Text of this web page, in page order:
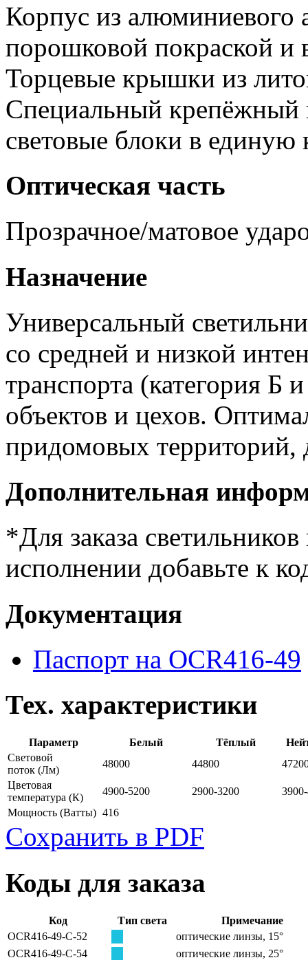
Корпус из алюминиевого
порошковой покраской и
Торцевые крышки из
Специальный крепёжный
световые блоки в единую
Оптическая часть
Прозрачное/матовое
Назначение
Универсальный
со средней и низкой
транспорта (категория Б
объектов и цехов.
придомовых территорий,
Дополнительная
*Для заказа
исполнении добавьте к
Документация
Паспорт на OCR416-49
Тех. характеристики
Параметр Белый Тёплый
Световой
поток (Лм)
48000 44800
Цветовая
температура (К)
4900-5200 2900-3200
Мощность (Ватты) 416
Сохранить в PDF
Коды для заказа
Код Тип света
Примечание
OCR416-49-C-52
оптические линзы, 15°
OCR416-49-C-54
оптические линзы, 25°